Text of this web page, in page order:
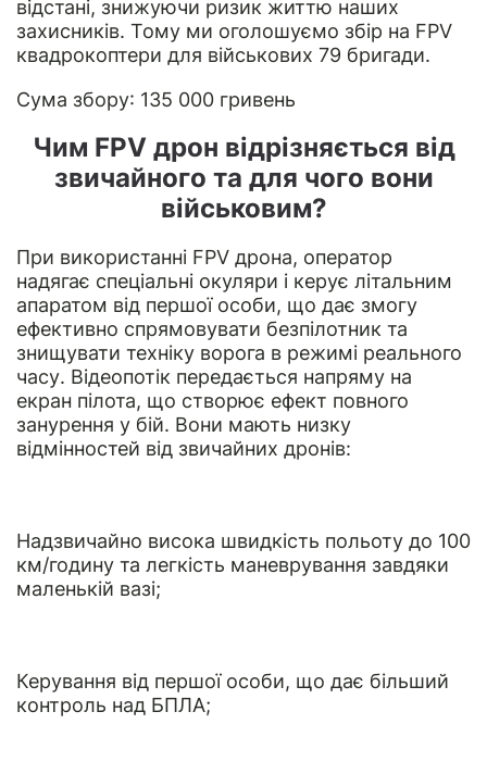
відстані, знижуючи ризик життю наших
захисників. Тому ми оголошуємо збір на FPV
квадрокоптери для військових 79 бригади.
Сума збору: 135 000 гривень
Чим FPV дрон відрізняється від
звичайного та для чого вони
військовим?
При використанні FPV дрона, оператор
надягає спеціальні окуляри і керує літальним
апаратом від першої особи, що дає змогу
ефективно спрямовувати безпілотник та
знищувати техніку ворога в режимі реального
часу. Відеопотік передається напряму на
екран пілота, що створює ефект повного
занурення у бій. Вони мають низку
відмінностей від звичайних дронів:
Надзвичайно висока швидкість польоту до 100
км/годину та легкість маневрування завдяки
маленькій вазі;
Керування від першої особи, що дає більший
контроль над БПЛА;